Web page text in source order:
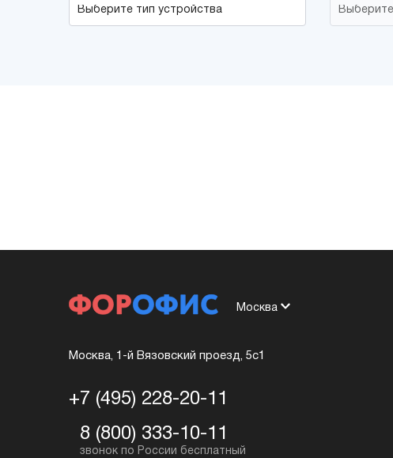
Москва
Москва, 1-й Вязовский проезд, 5с1
+7 (495) 228-20-11
8 (800) 333-10-11